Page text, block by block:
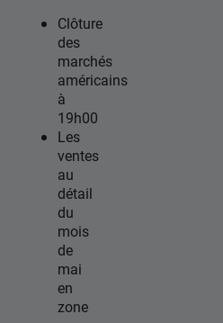
Clôture
des
marchés
américains
à
19h00
Les
ventes
au
détail
du
mois
de
mai
en
zone